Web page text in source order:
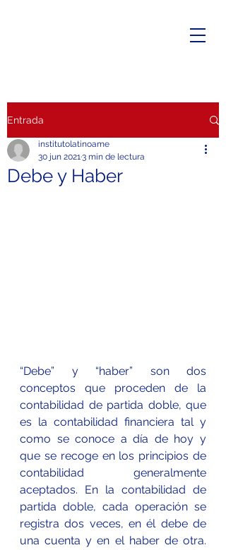
Entrada
Debe y Haber
institutolatinoame
30 jun 20213 min de lectura
“Debe” y “haber” son dos
conceptos que proceden de la
contabilidad de partida doble, que
es la contabilidad financiera tal y
como se conoce a día de hoy y
que se recoge en los principios de
contabilidad generalmente
aceptados. En la contabilidad de
partida doble, cada operación se
registra dos veces, en él debe de
una cuenta y en el haber de otra.